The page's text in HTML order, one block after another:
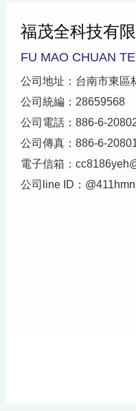
福茂全科技有
FU MAO CHUAN
公司地址：台南市東區
公司統編：28659568
公司電話：886-6-
公司傳真：886-6-
電子信箱：
公司line ID：